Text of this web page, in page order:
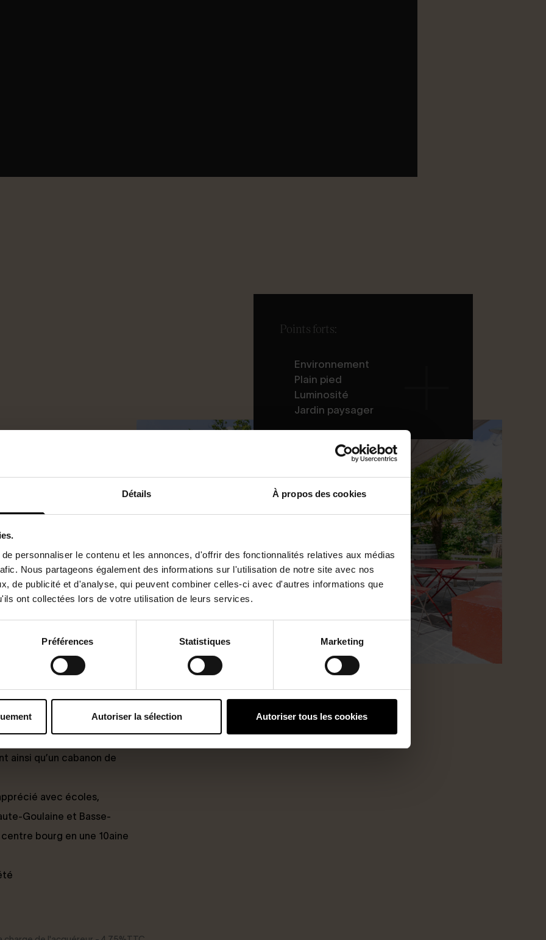
Détails À propos des cookies
personnaliser le contenu et les annonces, d'offrir des fonctionnalités relatives aux médias
Nous partageons également des informations sur l'utilisation de notre site avec nos
de publicité et d'analyse, qui peuvent combiner celles-ci avec d'autres informations que
ont collectées lors de votre utilisation de leurs services.
Préférences Statistiques Marketing
Autoriser la sélection Autoriser tous les cookies
Points forts:
Environnement
Plain pied
Luminosité
Jardin paysager
pied
impasse
cette maison de
sur une parcelle
par ses volumes
baie à galandage
vis-à-vis, crée un espace
/ buanderie, 4
ainsi qu’un cabanon de
avec écoles,
Goulaine et Basse-
bourg en une 10aine